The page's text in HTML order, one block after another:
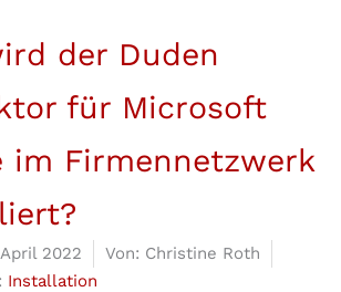
der Duden
für Microsoft
im Firmennetzwerk
2022 Von: Christine Roth
Installation